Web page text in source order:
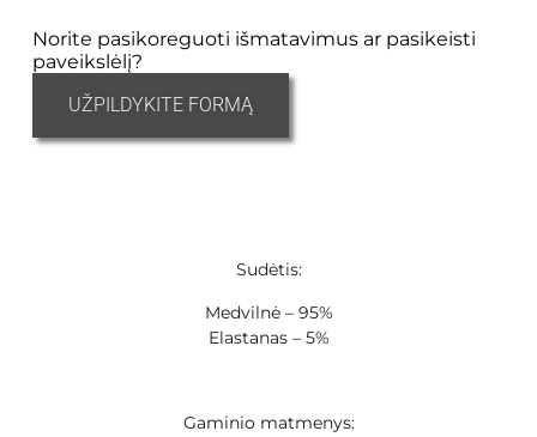
Sudėtis:
Medvilnė – 95%
Elastanas – 5%
Gaminio matmenys:
Norite pasikoreguoti išmatavimus ar pasikeisti
paveikslėlį?
UŽPILDYKITE FORMĄ